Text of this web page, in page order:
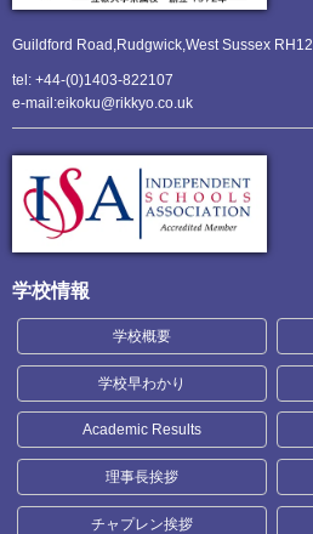
Guildford Road,Rudgwick,West Sussex
tel: +44-(0)1403-822107
e-mail:eikoku@rikkyo.co.uk
学校情報
学校概要
学校早わかり
Academic Results
理事長挨拶
チャプレン挨拶